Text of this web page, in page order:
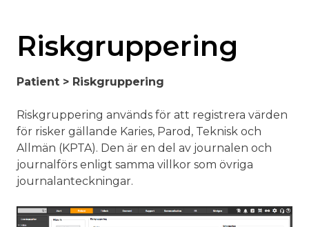
Riskgruppering
Patient > Riskgruppering
Riskgruppering används för att registrera värden
för risker gällande Karies, Parod, Teknisk och
Allmän (KPTA). Den är en del av journalen och
journalförs enligt samma villkor som övriga
journalanteckningar.